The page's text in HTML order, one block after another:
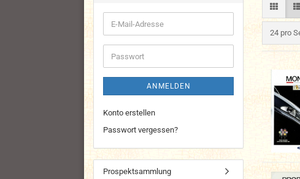
24 pro
pro Seite
E-
Mail-
Adresse
Passwort
ANMELDEN
Konto erstellen
Passwort vergessen?
Prospektsammlung